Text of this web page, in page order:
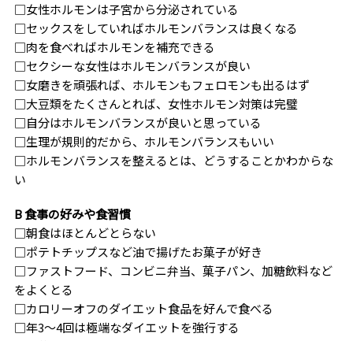
□女性ホルモンは子宮から分泌されている
□セックスをしていればホルモンバランスは良くなる
□肉を食べればホルモンを補充できる
□セクシーな女性はホルモンバランスが良い
□女磨きを頑張れば、ホルモンもフェロモンも出るはず
□大豆類をたくさんとれば、女性ホルモン対策は完璧
□自分はホルモンバランスが良いと思っている
□生理が規則的だから、ホルモンバランスもいい
□ホルモンバランスを整えるとは、どうすることかわからな
い
B 食事の好みや食習慣
□朝食はほとんどとらない
□ポテトチップスなど油で揚げたお菓子が好き
□ファストフード、コンビニ弁当、菓子パン、加糖飲料など
をよくとる
□カロリーオフのダイエット食品を好んで食べる
□年3〜4回は極端なダイエットを強行する